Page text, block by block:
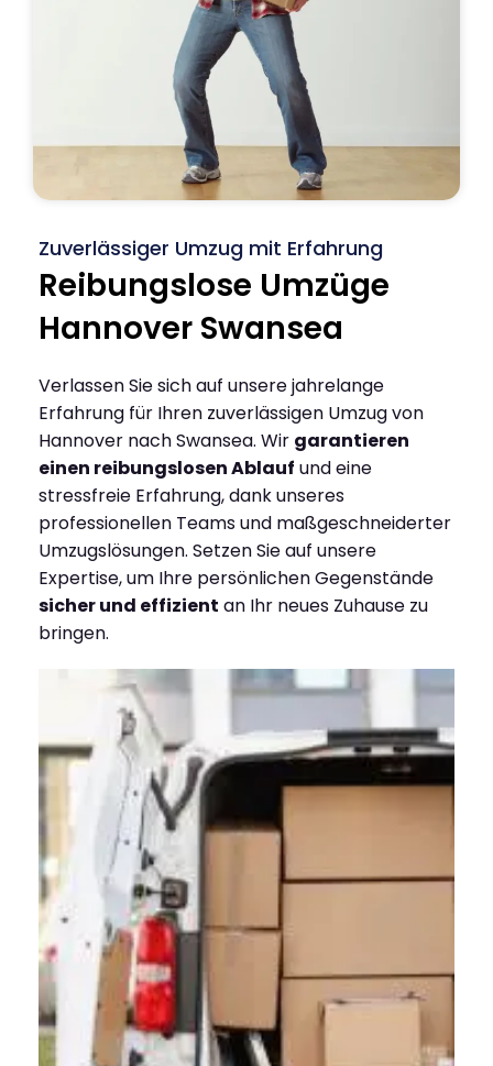
Zuverlässiger Umzug mit Erfahrung
Reibungslose Umzüge
Hannover Swansea
Verlassen Sie sich auf unsere jahrelange
Erfahrung für Ihren zuverlässigen Umzug von
Hannover nach Swansea. Wir garantieren
einen reibungslosen Ablauf und eine
stressfreie Erfahrung, dank unseres
professionellen Teams und maßgeschneiderter
Umzugslösungen. Setzen Sie auf unsere
Expertise, um Ihre persönlichen Gegenstände
sicher und effizient an Ihr neues Zuhause zu
bringen.